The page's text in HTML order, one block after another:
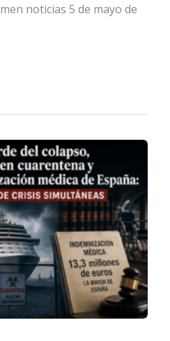
noticias 5 de mayo de